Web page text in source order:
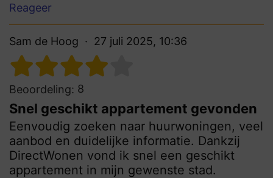
Reageer
Sam de Hoog 27 juli 2025, 10:36
Beoordeling: 8
Snel geschikt appartement gevonden
Eenvoudig zoeken naar huurwoningen, veel
aanbod en duidelijke informatie. Dankzij
DirectWonen vond ik snel een geschikt
appartement in mijn gewenste stad.